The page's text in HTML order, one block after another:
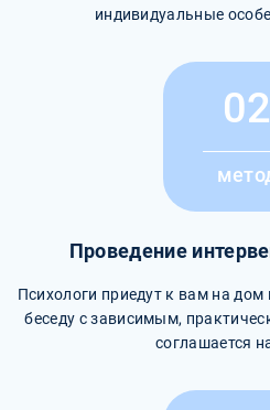
индивидуальные
02
Проведение
Психологи приедут к вам на
беседу с зависимым,
соглашается